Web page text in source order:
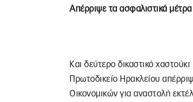
Απέρριψε τα ασφαλιστικά
Και δεύτερο δικαστικό
Πρωτοδικείο Ηρακλείου
Οικονομικών για αναστολή